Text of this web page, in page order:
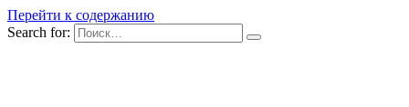
Перейти к содержанию
Search for: